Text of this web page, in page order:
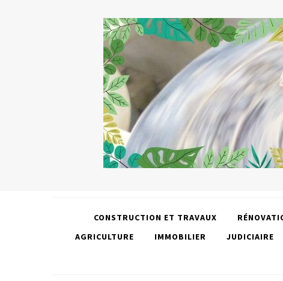
CONSTRUCTION ET TRAVAUX
AGRICULTURE
IMMOBILIER JUDICIAIRE